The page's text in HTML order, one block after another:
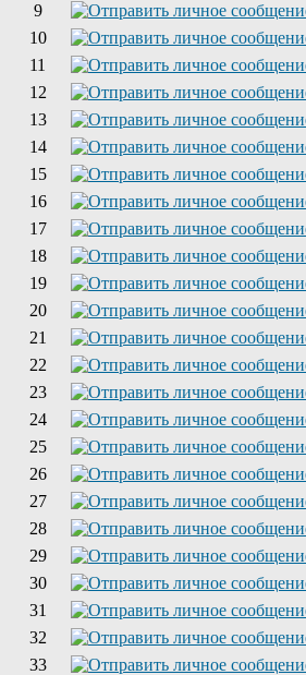
9
10
11
12
13
14
15
16
17
18
19
20
21
22
23
24
25
26
27
28
29
30
31
32
33